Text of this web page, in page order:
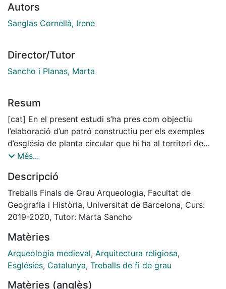
Autors
Sanglas Cornellà, Irene
Director/Tutor
Sancho i Planas, Marta
Resum
[cat] En el present estudi s’ha pres com objectiu
l’elaboració d’un patró constructiu per els exemples
d’església de planta circular que hi ha al territori de
Catalunya. Aquestes esglésies es troben emmarcades
conseqüència d’aquest objectiu també es desenvolupà
la hipòtesis que recolza la seva formació en inspiració
la Anastàsis del Sant Sepulcre de Jerusalem.
Pel desenvolupament del treball, en primer lloc s’ha
els estudis realitzats per a cadascuna de les esglésies.
Posteriorment a través d’una informatització de les
dades s’han elaborat diferents paràmetres per a les
Més...
Descripció
Treballs Finals de Grau Arqueologia, Facultat de
Geografia i Història, Universitat de Barcelona, Curs:
2019-2020, Tutor: Marta Sancho
Matèries
Arqueologia medieval, Arquitectura religiosa,
Esglésies, Catalunya, Treballs de fi de grau
Matèries (anglès)